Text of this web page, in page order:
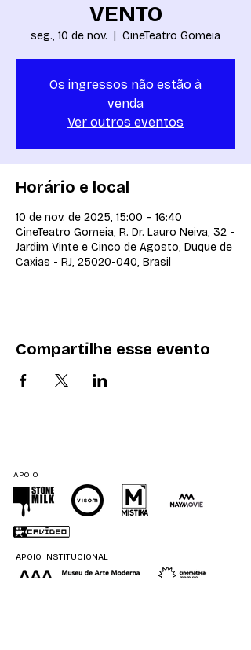
VENTO
seg., 10 de nov.
  |
CineTeatro Gomeia
Os ingressos não estão à
venda
Ver outros eventos
Horário e local
10 de nov. de 2025, 15:00 – 16:40
CineTeatro Gomeia, R. Dr. Lauro Neiva, 32 -
Jardim Vinte e Cinco de Agosto, Duque de
Caxias - RJ, 25020-040, Brasil
Compartilhe esse evento
APOIO
APOIO INSTITUCIONAL